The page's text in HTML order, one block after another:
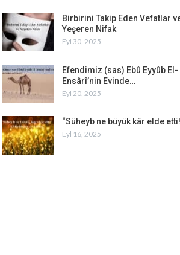
Birbirini Takip Eden Vefatlar
Yeşeren Nifak
Eyl 30, 2025
Efendimiz (sas) Ebû Eyyûb El-
Ensârî’nin Evinde…
Eyl 20, 2025
“Süheyb ne büyük kâr elde
Eyl 16, 2025